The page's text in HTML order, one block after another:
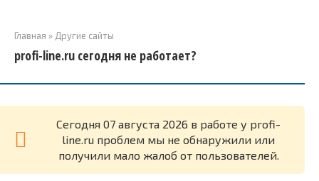
Главная » Другие сайты
profi-line.ru сегодня не работает?
Cегодня 07 августа 2026 в работе у profi-
line.ru проблем мы не обнаружили или
получили мало жалоб от пользователей.